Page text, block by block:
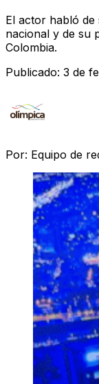
El actor habló de
nacional y de su
Colombia.
Publicado: 3 de
Por: Equipo de